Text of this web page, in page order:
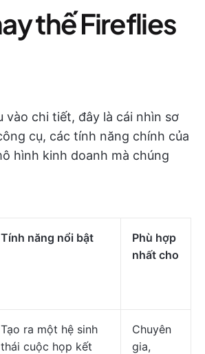
thế Fireflies
vào chi tiết, đây là cái nhìn sơ
cụ, các tính năng chính của
hình kinh doanh mà chúng
Tính năng nổi bật
Phù hợp
nhất cho
Tạo ra một hệ sinh
thái cuộc họp kết
Chuyên
gia,